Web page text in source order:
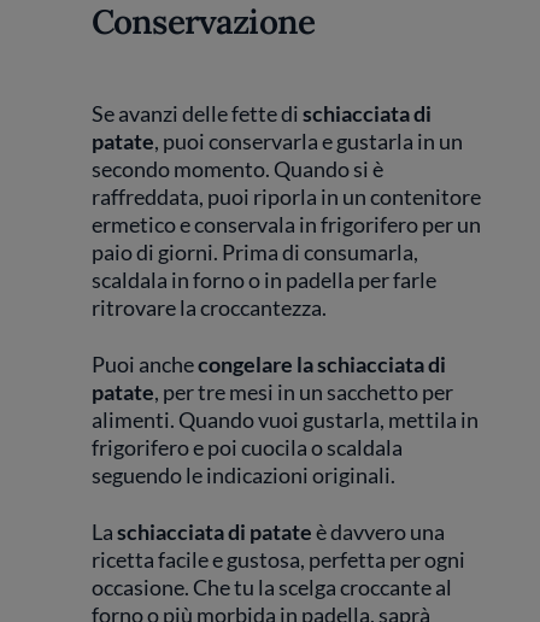
Conservazione
Se avanzi delle fette dischiacciata di
patate, puoi conservarla e gustarla in un
secondo momento. Quando si è
raffreddata, puoi riporla in un contenitore
ermetico e conservala in frigorifero per un
paio di giorni. Prima di consumarla,
scaldala in forno o in padella per farle
ritrovare la croccantezza.
Puoi anchecongelare la schiacciata di
patate, per tre mesi in un sacchetto per
alimenti. Quando vuoi gustarla, mettila in
frigorifero e poi cuocila o scaldala
seguendo le indicazioni originali.
Laschiacciata di patateè davvero una
ricetta facile e gustosa, perfetta per ogni
occasione. Che tu la scelga croccante al
forno o più morbida in padella, saprà